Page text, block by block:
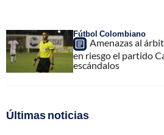
Fútbol Colombiano
Amenazas al
en riesgo el partido
escándalos
Últimas noticias